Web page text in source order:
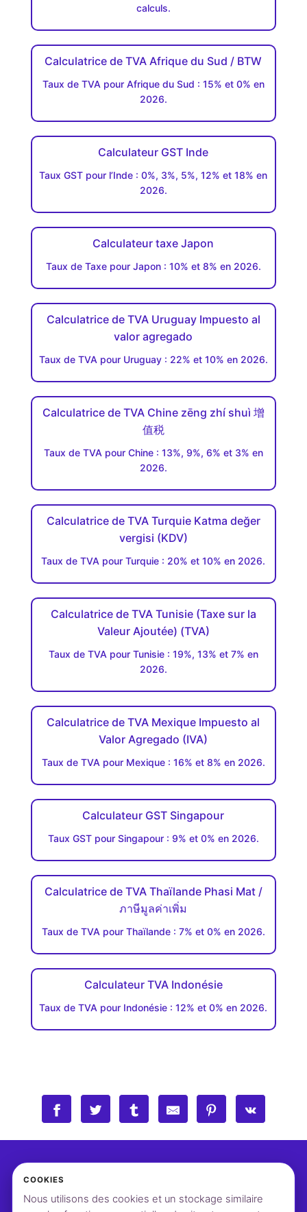
calculs.
Calculatrice de TVA Afrique du Sud / BTW
Taux de TVA pour Afrique du Sud : 15% et 0% en
2026.
Calculateur GST Inde
Taux GST pour l’Inde : 0%, 3%, 5%, 12% et 18% en
2026.
Calculateur taxe Japon
Taux de Taxe pour Japon : 10% et 8% en 2026.
Calculatrice de TVA Uruguay Impuesto al
valor agregado
Taux de TVA pour Uruguay : 22% et 10% en 2026.
Calculatrice de TVA Chine zēng zhí shuì 增
值税
Taux de TVA pour Chine : 13%, 9%, 6% et 3% en
2026.
Calculatrice de TVA Turquie Katma değer
vergisi (KDV)
Taux de TVA pour Turquie : 20% et 10% en 2026.
Calculatrice de TVA Tunisie (Taxe sur la
Valeur Ajoutée) (TVA)
Taux de TVA pour Tunisie : 19%, 13% et 7% en
2026.
Calculatrice de TVA Mexique Impuesto al
Valor Agregado (IVA)
Taux de TVA pour Mexique : 16% et 8% en 2026.
Calculateur GST Singapour
Taux GST pour Singapour : 9% et 0% en 2026.
Calculatrice de TVA Thaïlande Phasi Mat /
ภาษีมูลค่าเพิ่ม
Taux de TVA pour Thaïlande : 7% et 0% en 2026.
Calculateur TVA Indonésie
Taux de TVA pour Indonésie : 12% et 0% en 2026.
©2026 vatcalcul.com Contact
Paramètres cookies
COOKIES
Nous utilisons des cookies et un stockage similaire